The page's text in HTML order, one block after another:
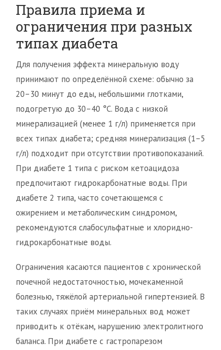
Правила приема и
ограничения при разных
типах диабета
Для получения эффекта минеральную воду
принимают по определённой схеме: обычно за
20–30 минут до еды, небольшими глотками,
подогретую до 30–40 °C. Вода с низкой
минерализацией (менее 1 г/л) применяется при
всех типах диабета; средняя минерализация (1–5
г/л) подходит при отсутствии противопоказаний.
При диабете 1 типа с риском кетоацидоза
предпочитают гидрокарбонатные воды. При
диабете 2 типа, часто сочетающемся с
ожирением и метаболическим синдромом,
рекомендуются слабосульфатные и хлоридно-
гидрокарбонатные воды.
Ограничения касаются пациентов с хронической
почечной недостаточностью, мочекаменной
болезнью, тяжёлой артериальной гипертензией. В
таких случаях приём минеральных вод может
приводить к отёкам, нарушению электролитного
баланса. При диабете с гастропарезом